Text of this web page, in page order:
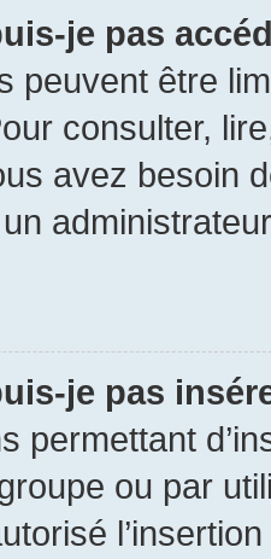
je pas
peuvent être
consulter,
avez besoin
je pas
permettant
ou par